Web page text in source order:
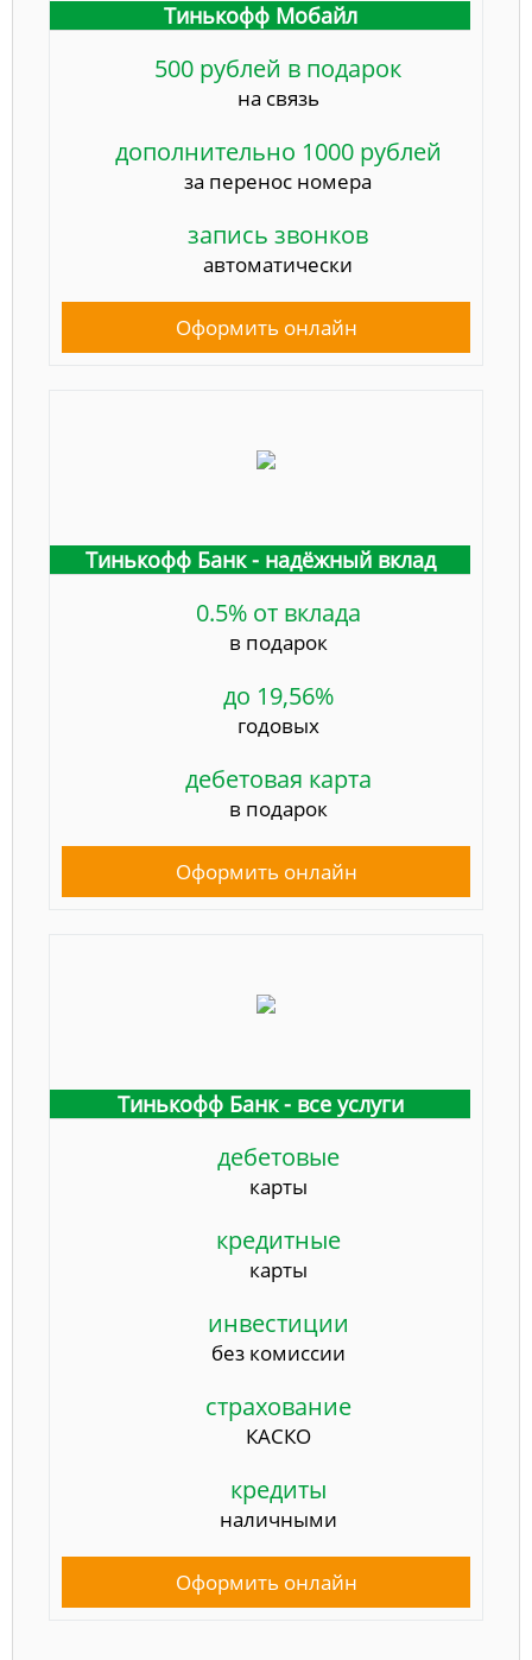
Тинькофф Мобайл
500 рублей в подарок
на связь
дополнительно 1000 рублей
за перенос номера
запись звонков
автоматически
Оформить онлайн
Тинькофф Банк - надёжный вклад
0.5% от вклада
в подарок
до 19,56%
годовых
дебетовая карта
в подарок
Оформить онлайн
Тинькофф Банк - все услуги
дебетовые
карты
кредитные
карты
инвестиции
без комиссии
страхование
КАСКО
кредиты
наличными
Оформить онлайн